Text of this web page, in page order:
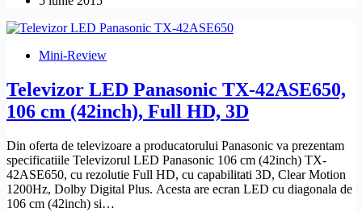
Mini-Review
Televizor LED Panasonic TX-42ASE650,
106 cm (42inch), Full HD, 3D
Din oferta de televizoare a producatorului Panasonic va prezentam
specificatiile Televizorul LED Panasonic 106 cm (42inch) TX-
42ASE650, cu rezolutie Full HD, cu capabilitati 3D, Clear Motion
1200Hz, Dolby Digital Plus. Acesta are ecran LED cu diagonala de
106 cm (42inch) si…